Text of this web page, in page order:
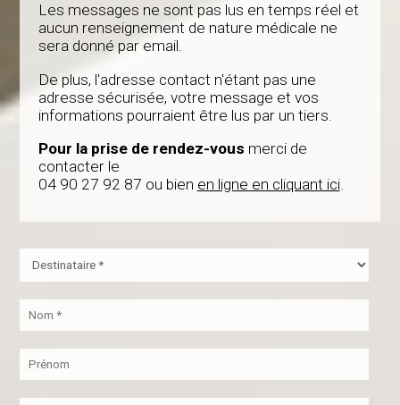
Les messages ne sont pas lus en temps réel et
aucun renseignement de nature médicale ne
sera donné par email.
De plus, l'adresse contact n'étant pas une
adresse sécurisée, votre message et vos
informations pourraient être lus par un tiers.
Pour la prise de rendez-vous merci de
contacter le
04 90 27 92 87 ou bien en ligne en cliquant ici.